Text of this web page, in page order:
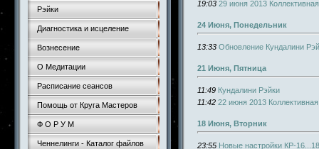
Рэйки
Диагностика и исцеление
Вознесение
О Медитации
Расписание сеансов
Помощь от Круга Мастеров
Ф О Р У М
Ченнелинги - Каталог файлов
19:03 29 июня 2013
24 Июня, Понедельник
13:33 Обновление Кундалини
21 Июня, Пятница
11:49 Кундалини Рэйки
11:42 22 июня 2013
18 Июня, Вторник
23:55 Новые настройки КР-16...18